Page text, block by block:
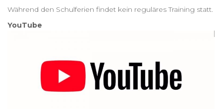
Während den Schulferien findet kein reguläres Training statt.
YouTube